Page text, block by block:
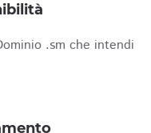
.sm che intendi